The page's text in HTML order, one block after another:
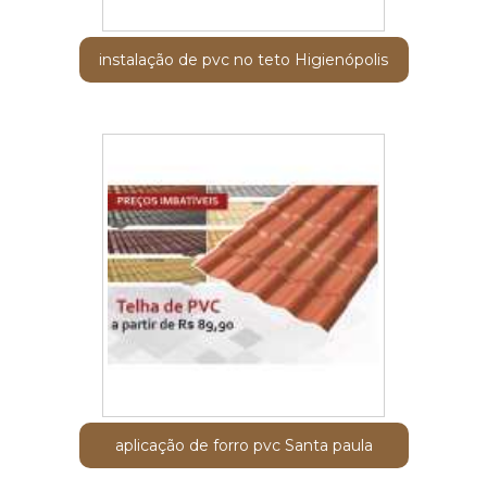
instalação de pvc no teto Higienópolis
aplicação de forro pvc Santa paula